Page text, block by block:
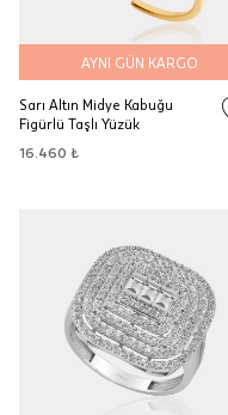
AYNI GÜN KARGO
Sarı Altın Midye Kabuğu
Figürlü Taşlı Yüzük
16.460 ₺